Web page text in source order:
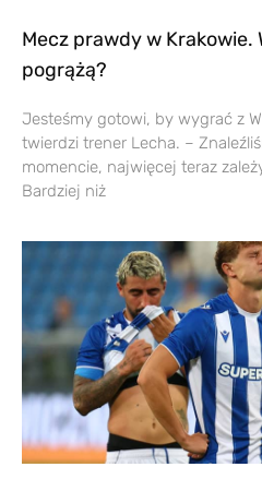
Mecz prawdy w Krakowie.
pogrążą?
Jesteśmy gotowi, by wygrać z
twierdzi trener Lecha. –
momencie, najwięcej teraz
Bardziej niż